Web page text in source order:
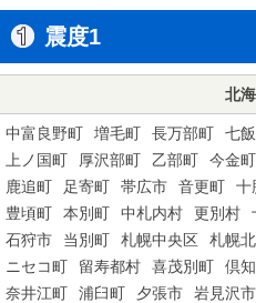
震度1
北
中富良野町 増毛町 長万部町 七
上ノ国町
厚沢部町 乙部町 今金町
鹿追町
足寄町 帯広市 音更町 十
豊頃町
本別町 中札内村 更別村
石狩市
当別町 札幌中央区 札幌
ニセコ町
留寿都村 喜茂別町 倶
奈井江町
浦臼町 夕張市 岩見沢市